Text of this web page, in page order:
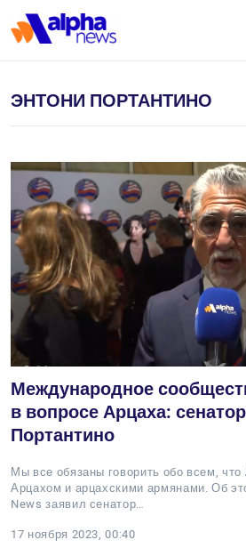
ЭНТОНИ ПОРТАНТИНО
Международное
в вопросе Арцаха:
Портантино
Мы все обязаны говорить обо всем,
Арцахом и арцахскими армянами. Об
News заявил сенатор…
17 ноября 2023, 00:40